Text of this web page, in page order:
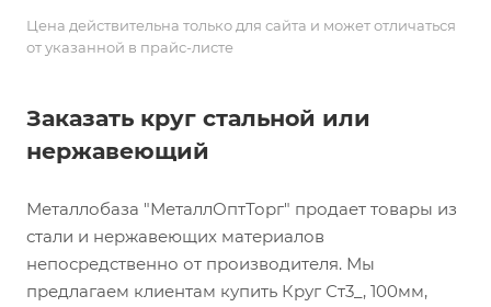
Цена действительна только для сайта и может отличаться
от указанной в прайс-листе
Заказать круг стальной или
нержавеющий
Металлобаза "МеталлОптТорг" продает товары из
стали и нержавеющих материалов
непосредственно от производителя. Мы
предлагаем клиентам купить Круг Ст3_, 100мм,